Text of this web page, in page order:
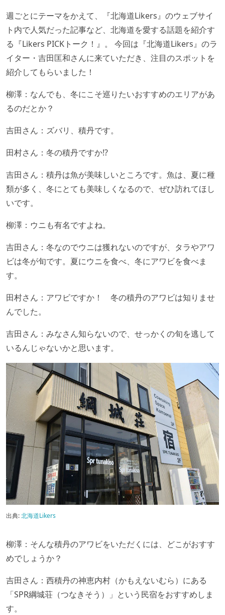
週ごとにテーマをかえて、『北海道Likers』のウェブサイ
ト内で人気だった記事など、北海道を愛する話題を紹介す
る『Likers PICKトーク！』。 今回は『北海道Likers』のラ
イター・吉田匡和さんに来ていただき、注目のスポットを
紹介してもらいました！
柳澤：なんでも、冬にこそ巡りたいおすすめのエリアがあ
るのだとか？
吉田さん：ズバリ、積丹です。
田村さん：冬の積丹ですか!?
吉田さん：積丹は魚が美味しいところです。魚は、夏に種
類が多く、冬にとても美味しくなるので、ぜひ訪れてほし
いです。
柳澤：ウニも有名ですよね。
吉田さん：冬なのでウニは獲れないのですが、タラやアワ
ビは冬が旬です。夏にウニを食べ、冬にアワビを食べま
す。
田村さん：アワビですか！ 冬の積丹のアワビは知りませ
んでした。
吉田さん：みなさん知らないので、せっかくの旬を逃して
いるんじゃないかと思います。
出典:北海道Likers
柳澤：そんな積丹のアワビをいただくには、どこがおすす
めでしょうか？
吉田さん：西積丹の神恵内村（かもえないむら）にある
「SPR綱城荘（つなきそう）」という民宿をおすすめしま
す。